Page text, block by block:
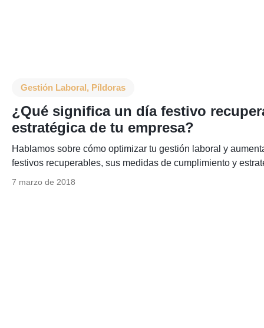
Gestión Laboral, Píldoras
¿Qué significa un día festivo
estratégica de tu empresa?
Hablamos sobre cómo optimizar tu gestión laboral y
festivos recuperables, sus medidas de cumplimiento y
7 marzo de 2018